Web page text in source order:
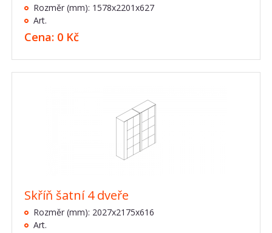
Rozměr (mm): 1578x2201x627
Art.
Cena: 0 Kč
Skříň šatní 4 dveře
Rozměr (mm): 2027x2175x616
Art.